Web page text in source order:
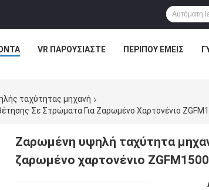
VR ΠΑΡΟΥΣΙΆΣΤΕ ΠΕΡΊΠΟΥ ΕΜΕΊΣ
ταχύτητας μηχανή
Σε Στρώματα Για Ζαρωμένο Χαρτονένιο
Ζαρωμένη υψηλή ταχύτητα
ζαρωμένο χαρτονένιο ZGFM1500